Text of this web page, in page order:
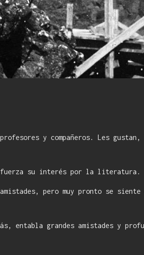
y compañeros. Les
fuerza su interés por la literatura.
pero muy pronto se siente
entabla grandes amistades y